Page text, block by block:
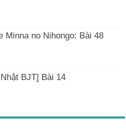
Minna no Nihongo: Bài 48
BJT] Bài 14